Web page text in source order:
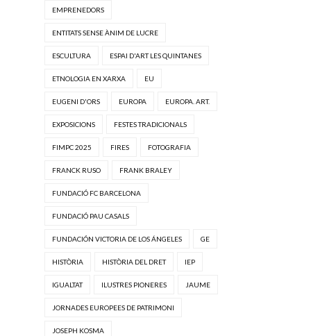
EMPRENEDORS
ENTITATS SENSE ÀNIM DE LUCRE
ESCULTURA ESPAI D'ART LES QUINTANES
ETNOLOGIA EN XARXA EU
EUGENI D'ORS EUROPA EUROPA. ART.
EXPOSICIONS FESTES TRADICIONALS
FIMPC 2025 FIRES FOTOGRAFIA
FRANCK RUSO FRANK BRALEY
FUNDACIÓ FC BARCELONA
FUNDACIÓ PAU CASALS
FUNDACIÓN VICTORIA DE LOS ÁNGELES GE
HISTÒRIA HISTÒRIA DEL DRET IEP
IGUALTAT ILUSTRES PIONERES JAUME
JORNADES EUROPEES DE PATRIMONI
JOSEPH KOSMA